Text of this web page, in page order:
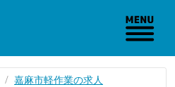
嘉麻市軽作業の求人